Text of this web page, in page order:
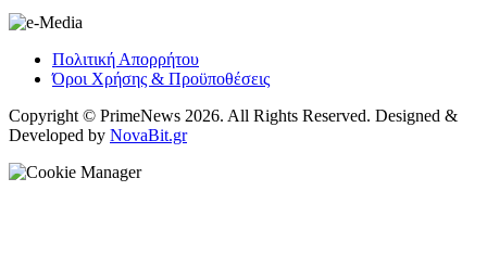
Πολιτική Απορρήτου
Όροι Χρήσης & Προϋποθέσεις
Copyright © PrimeNews 2026. All Rights Reserved. Designed &
Developed by NovaBit.gr